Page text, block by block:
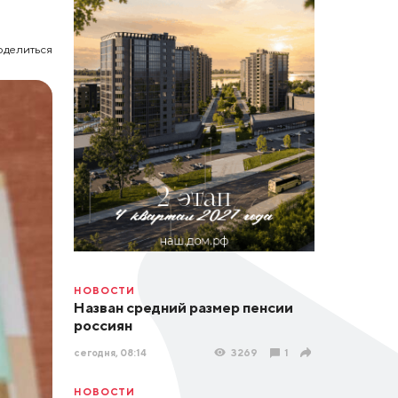
НОВОСТИ
Назван средний размер пенсии
россиян
сегодня, 08:14 3269 1
НОВОСТИ